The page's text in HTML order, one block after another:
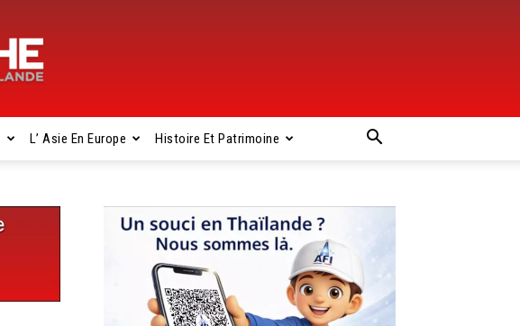
L’ Asie En Europe Histoire Et Patrimoine